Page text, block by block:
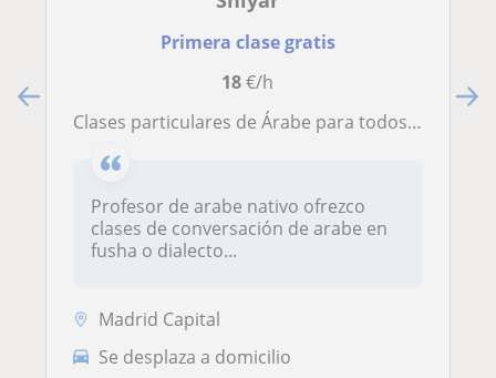
Primera clase gratis
18€/h
Clases particulares de Árabe para todos ………
Profesor de arabe nativo ofrezco
clases de conversación de arabe en
fusha o dialecto...
Madrid Capital
Se desplaza a domicilio